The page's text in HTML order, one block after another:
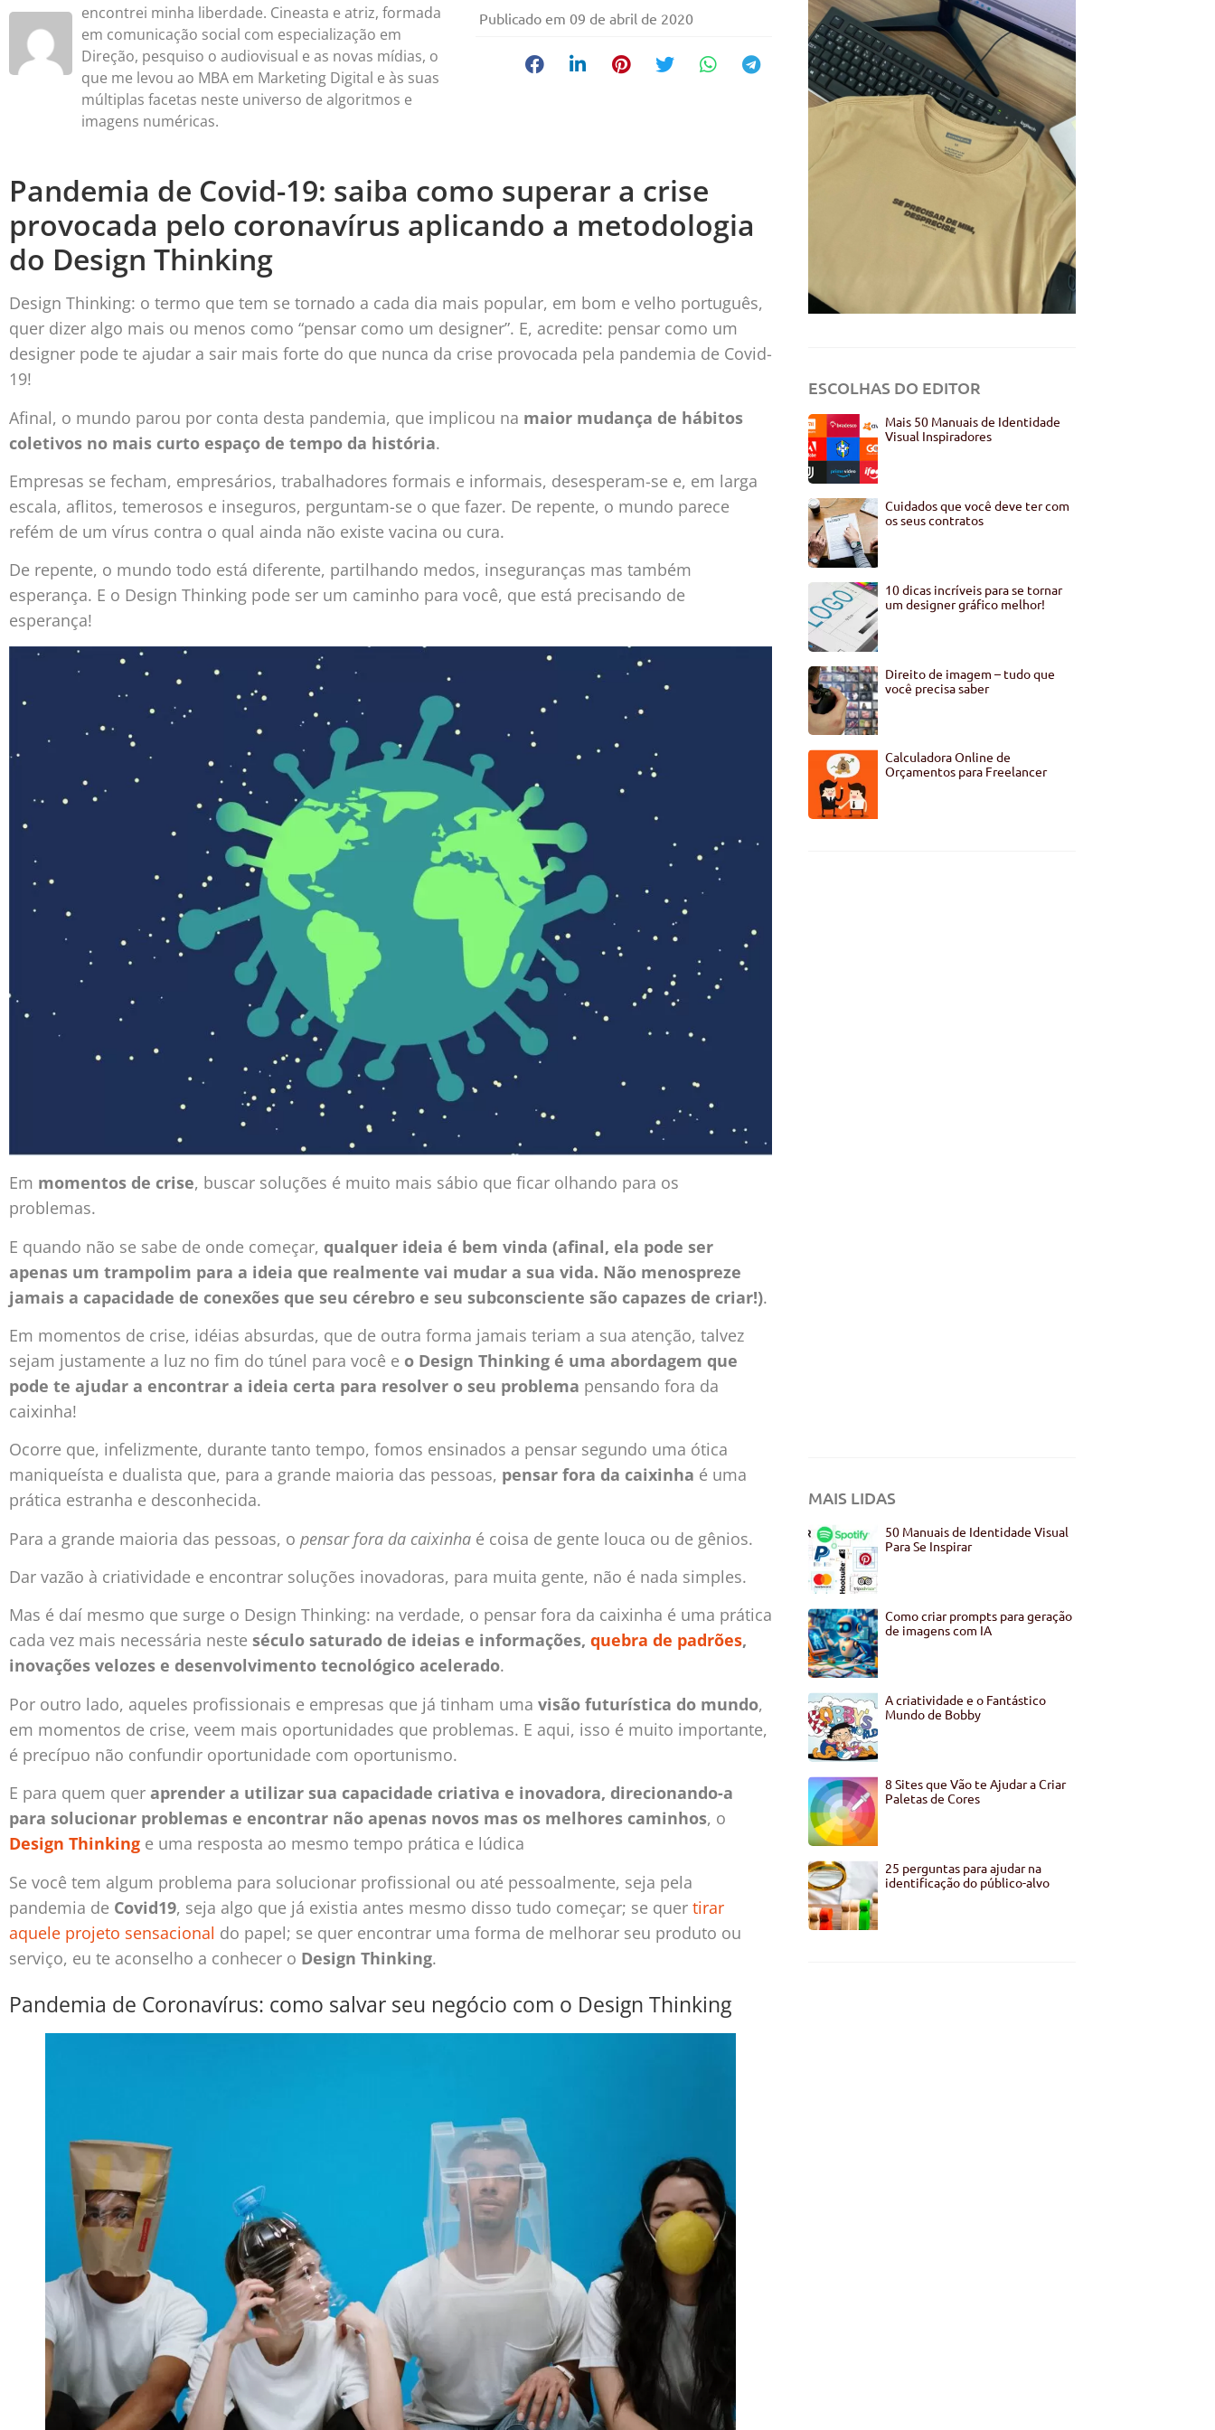
encontrei minha liberdade. Cineasta e atriz, formada
em comunicação social com especialização em
Direção, pesquiso o audiovisual e as novas mídias, o
que me levou ao MBA em Marketing Digital e às suas
múltiplas facetas neste universo de algoritmos e
imagens numéricas.
Publicado em09 de abril de 2020
Pandemia de Covid-19: saiba como superar a crise
provocada pelo coronavírus aplicando a metodologia
do Design Thinking
Design Thinking: o termo que tem se tornado a cada dia mais popular, em bom e velho português,
quer dizer algo mais ou menos como “pensar como um designer”. E, acredite: pensar como um
designer pode te ajudar a sair mais forte do que nunca da crise provocada pela pandemia de Covid-
19!
Afinal, o mundo parou por conta desta pandemia, que implicou na maior mudança de hábitos
coletivos no mais curto espaço de tempo da história.
Empresas se fecham, empresários, trabalhadores formais e informais, desesperam-se e, em larga
escala, aflitos, temerosos e inseguros, perguntam-se o que fazer. De repente, o mundo parece
refém de um vírus contra o qual ainda não existe vacina ou cura.
De repente, o mundo todo está diferente, partilhando medos, inseguranças mas também
esperança. E o Design Thinking pode ser um caminho para você, que está precisando de
esperança!
Em momentos de crise, buscar soluções é muito mais sábio que ficar olhando para os
problemas.
E quando não se sabe de onde começar, qualquer ideia é bem vinda (afinal, ela pode ser
apenas um trampolim para a ideia que realmente vai mudar a sua vida. Não menospreze
jamais a capacidade de conexões que seu cérebro e seu subconsciente são capazes de criar!).
Em momentos de crise, idéias absurdas, que de outra forma jamais teriam a sua atenção, talvez
sejam justamente a luz no fim do túnel para você e o Design Thinking é uma abordagem que
pode te ajudar a encontrar a ideia certa para resolver o seu problema pensando fora da
caixinha!
Ocorre que, infelizmente, durante tanto tempo, fomos ensinados a pensar segundo uma ótica
maniqueísta e dualista que, para a grande maioria das pessoas, pensar fora da caixinha é uma
prática estranha e desconhecida.
Para a grande maioria das pessoas, o pensar fora da caixinha é coisa de gente louca ou de gênios.
Dar vazão à criatividade e encontrar soluções inovadoras, para muita gente, não é nada simples.
Mas é daí mesmo que surge o Design Thinking: na verdade, o pensar fora da caixinha é uma prática
cada vez mais necessária neste século saturado de ideias e informações, quebra de padrões,
inovações velozes e desenvolvimento tecnológico acelerado.
Por outro lado, aqueles profissionais e empresas que já tinham uma visão futurística do mundo,
em momentos de crise, veem mais oportunidades que problemas. E aqui, isso é muito importante,
é precípuo não confundir oportunidade com oportunismo.
E para quem quer aprender a utilizar sua capacidade criativa e inovadora, direcionando-a
para solucionar problemas e encontrar não apenas novos mas os melhores caminhos, o
Design Thinking e uma resposta ao mesmo tempo prática e lúdica
Se você tem algum problema para solucionar profissional ou até pessoalmente, seja pela
pandemia de Covid19, seja algo que já existia antes mesmo disso tudo começar; se quer tirar
aquele projeto sensacional do papel; se quer encontrar uma forma de melhorar seu produto ou
serviço, eu te aconselho a conhecer o Design Thinking.
Pandemia de Coronavírus: como salvar seu negócio com o Design Thinking
ESCOLHAS DO EDITOR
Mais 50 Manuais de Identidade
Visual Inspiradores
Cuidados que você deve ter com
os seus contratos
10 dicas incríveis para se tornar
um designer gráfico melhor!
Direito de imagem – tudo que
você precisa saber
Calculadora Online de
Orçamentos para Freelancer
MAIS LIDAS
50 Manuais de Identidade Visual
Para Se Inspirar
Como criar prompts para geração
de imagens com IA
A criatividade e o Fantástico
Mundo de Bobby
8 Sites que Vão te Ajudar a Criar
Paletas de Cores
25 perguntas para ajudar na
identificação do público-alvo